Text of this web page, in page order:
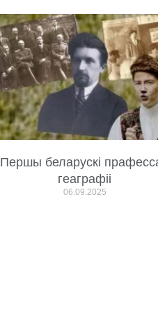
Першы беларускі
геаграфіі
06.09.2025